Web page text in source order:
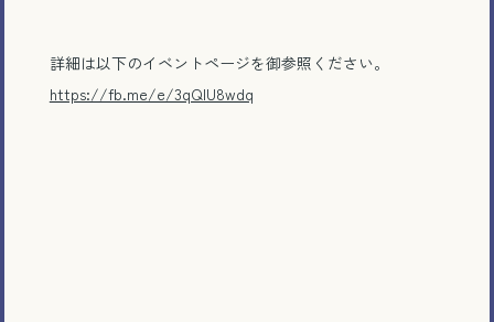
LINEで相談する
詳細は以下のイベントページを御参照ください。
https://fb.me/e/3qQlU8wdq